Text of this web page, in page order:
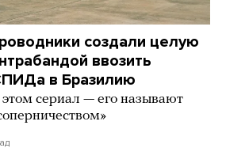
создали целую
ввозить
в Бразилию
сериал — его называют